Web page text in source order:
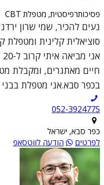
פסיכותרפיסטית, מטפלת CBT
נעים להכיר, שמי שרון
חיים מאתגרים, ומקבלת
בכפר סבא.אני מטפלת בבני
052-3924775
כפר סבא, ישראל
לפרטים
הודעה לווטסאפ